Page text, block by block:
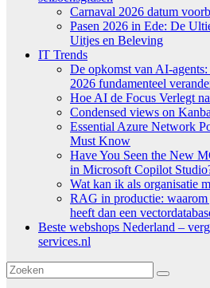
Carnaval 2026 datum
Pasen 2026 in Ede: De
Uitjes en Beleving
IT Trends
De opkomst van AI-
2026 fundamenteel
Hoe AI de Focus Verlegt
Condensed views on
Essential Azure Network
Must Know
Have You Seen the New
in Microsoft Copilot
Wat kan ik als organisatie
RAG in productie:
heeft dan een
Beste webshops Nederland –
services.nl